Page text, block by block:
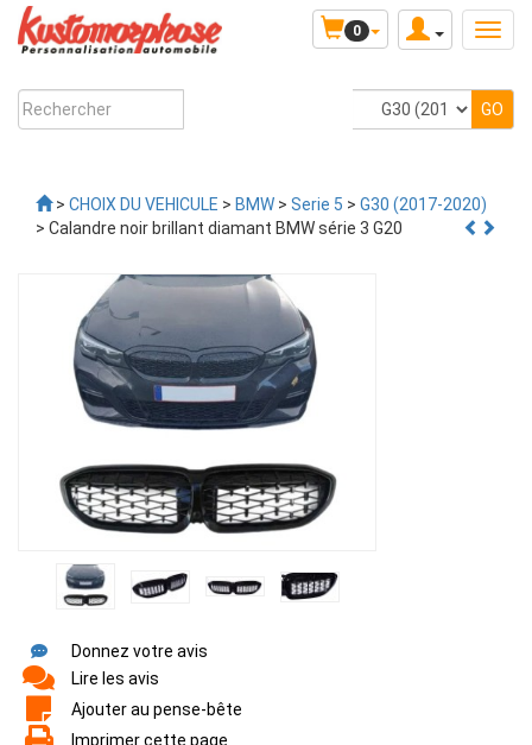
0
> CHOIX DU VEHICULE > BMW > Serie 5 > G30 (2017-2020)
> Calandre noir brillant diamant BMW série 3 G20
Donnez votre avis
Lire les avis
Ajouter au pense-bête
Imprimer cette page